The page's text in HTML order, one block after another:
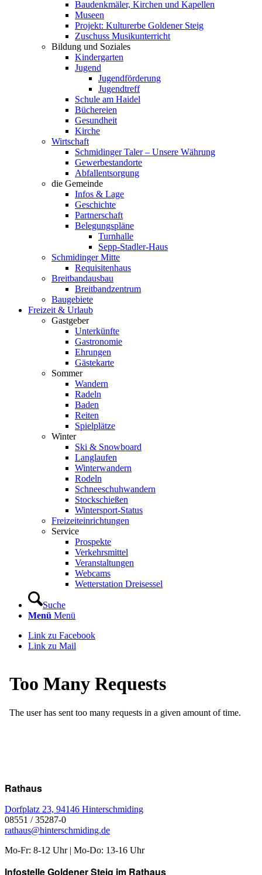
Baudenkmäler, Kirchen und Kapellen
Museen
Projekt: Kulturerbe Goldener Steig
Zuschuss Musikunterricht
Bildung und Soziales
Kindergarten
Jugend
Jugendförderung
Jugendtreff
Schule am Haidel
Büchereien
Gesundheit
Kirche
Wirtschaft
Schmidinger Taler – Unsere Währung
Gewerbestandorte
Abfallentsorgung
die Gemeinde
Infos & Lage
Geschichte
Partnerschaft
Belegungspläne
Turnhalle
Sepp-Stadler-Haus
Schmidinger Mitte
Requisitenhaus
Breitbandausbau
Breitbandzentrum
Baugebiete
Freizeit & Urlaub
Gastgeber
Unterkünfte
Gastronomie
Ehrungen
Gästekarte
Sommer
Wandern
Radeln
Baden
Reiten
Spielplätze
Winter
Ski & Snowboard
Langlaufen
Winterwandern
Rodeln
Schneeschuhwandern
Stockschießen
Wintersport-Status
Freizeit­einrichtungen
Service
Prospekte
Verkehrsmittel
Veranstaltungen
Webcams
Wetterstation Dreisessel
Suche
Menü Menü
Link zu Facebook
Link zu Mail
Rathaus
Dorfplatz 23, 94146 Hinterschmiding
08551 / 35287-0
rathaus@hinterschmiding.de
Mo-Fr: 8-12 Uhr | Mo-Do: 13-16 Uhr
Infostelle Goldener Steig im Rathaus